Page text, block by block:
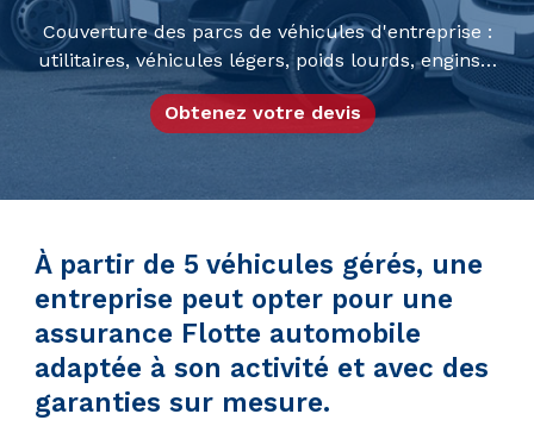
Couverture des parcs de véhicules d'entreprise :
utilitaires, véhicules légers, poids lourds, engins…
Obtenez votre devis
À partir de 5 véhicules gérés, une
entreprise peut opter pour une
assurance Flotte automobile
adaptée à son activité et avec des
garanties sur mesure.